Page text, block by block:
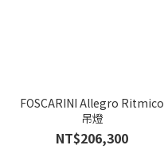
FOSCARINI Allegro Ritmico
吊燈
NT$206,300